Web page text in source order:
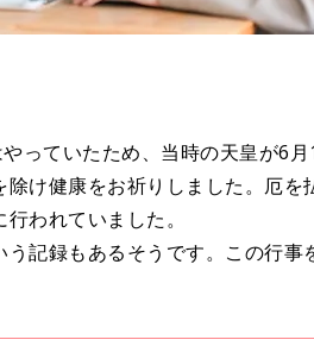
っていたため、当時の天皇が6
け健康をお祈りしました。厄を
われていました。
記録もあるそうです。この行事